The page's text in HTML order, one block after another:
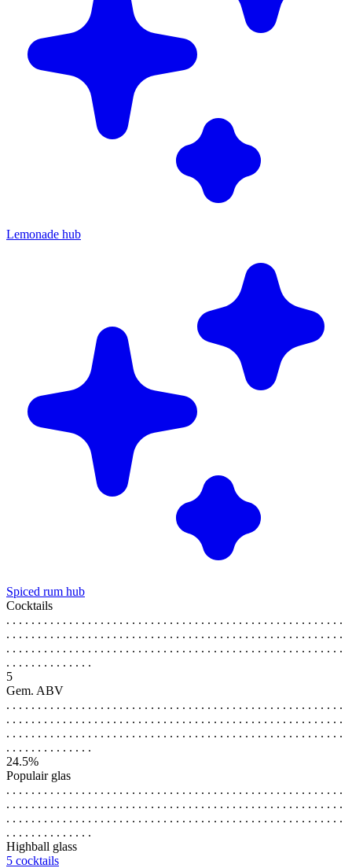
Lemonade hub
Spiced rum hub
Cocktails
. . . . . . . . . . . . . . . . . . . . . . . . . . . . . . . . . . . . . . . . . . . . . . . . . . . . . .
. . . . . . . . . . . . . . . . . . . . . . . . . . . . . . . . . . . . . . . . . . . . . . . . . . . . . .
. . . . . . . . . . . . . . . . . . . . . . . . . . . . . . . . . . . . . . . . . . . . . . . . . . . . . .
. . . . . . . . . . . . . .
5
Gem. ABV
. . . . . . . . . . . . . . . . . . . . . . . . . . . . . . . . . . . . . . . . . . . . . . . . . . . . . .
. . . . . . . . . . . . . . . . . . . . . . . . . . . . . . . . . . . . . . . . . . . . . . . . . . . . . .
. . . . . . . . . . . . . . . . . . . . . . . . . . . . . . . . . . . . . . . . . . . . . . . . . . . . . .
. . . . . . . . . . . . . .
24.5%
Populair glas
. . . . . . . . . . . . . . . . . . . . . . . . . . . . . . . . . . . . . . . . . . . . . . . . . . . . . .
. . . . . . . . . . . . . . . . . . . . . . . . . . . . . . . . . . . . . . . . . . . . . . . . . . . . . .
. . . . . . . . . . . . . . . . . . . . . . . . . . . . . . . . . . . . . . . . . . . . . . . . . . . . . .
. . . . . . . . . . . . . .
Highball glass
5 cocktails